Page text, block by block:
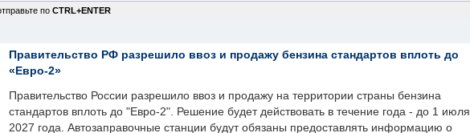
по CTRL+ENTER
Правительство РФ разрешило ввоз и продажу бензина стандартов вплоть до
«Евро-2»
Правительство России разрешило ввоз и продажу на территории страны бензина
стандартов вплоть до "Евро-2". Решение будет действовать в течение года - до 1 июля
2027 года. Автозаправочные станции будут обязаны предоставлять информацию о